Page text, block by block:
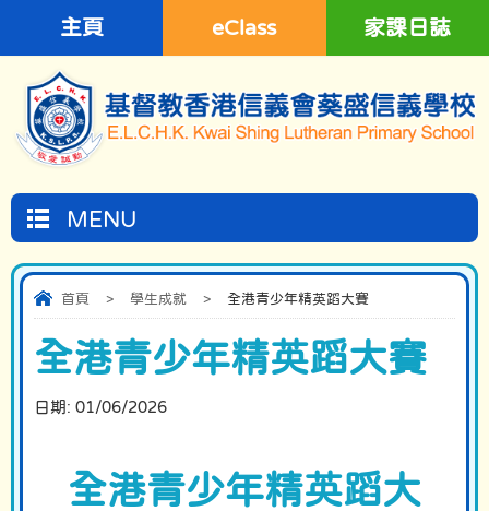
主頁 eClass 家課日誌
MENU
首頁 > 學生成就 > 全港青少年精英蹈大賽
全港青少年精英蹈大賽
日期: 01/06/2026
全港青少年精英蹈大